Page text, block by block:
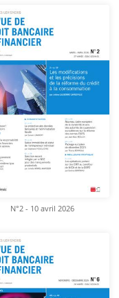
N°2 - 10 avril 2026